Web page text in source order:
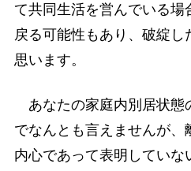
て共同生活を営んでいる場
戻る可能性もあり、破綻し
思います。
あなたの家庭内別居状態
でなんとも言えませんが、
内心であって表明していな